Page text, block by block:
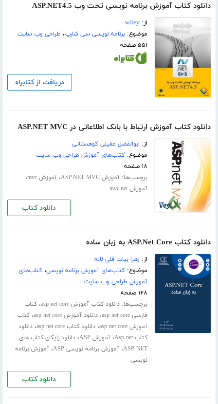
دانلود کتاب آموزش برنامه نویسی تحت وب ASP.NET4.5
از:wiley
موضوع:برنامه نویسی سی شارپ، طراحی وب سایت
۵۵۱ صفحه
دریافت از کتابراه
دانلود کتاب آموزش ارتباط با بانک اطلاعاتی در ASP.NET MVC
از: ابوالفضل عقیلی کوهستانی
موضوع:کتاب‌های آموزش طراحی وب سایت
۱۸ صفحه
برچسب‌ها:آموزش ASP.NET MVC ،آموزش mvc ،
آموزش mvc.net
دانلود کتاب
دانلود کتاب ASP.Net Core به زبان ساده
از:زهرا بیات قلی لاله
موضوع:کتاب‌های آموزش برنامه نویسی،کتاب‌های
آموزش طراحی وب سایت
۱۲۸ صفحه
برچسب‌ها:دانلود کتاب آموزش asp net core ،کتاب
فارسی asp net core
،دانلود آموزش asp net core ،کتاب
آموزش asp net core
،دانلود کتاب asp net core ،دانلود
کتاب Asp net
،آموزش ASP ،دانلود رایگان کتاب های
ASP NET،آموزش برنامه نویسی ASP ،آموزش برنامه
نویسی
دانلود کتاب